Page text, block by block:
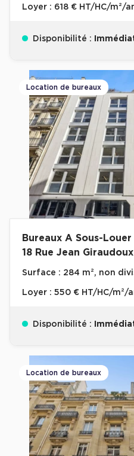
Loyer : 618 € HT/HC/m²/
Disponibilité :
Location de bureaux
Bureaux A Sous-Louer
18 Rue Jean
Surface : 284 m², non
Loyer : 550 € HT/HC/m²/
Disponibilité :
Location de bureaux